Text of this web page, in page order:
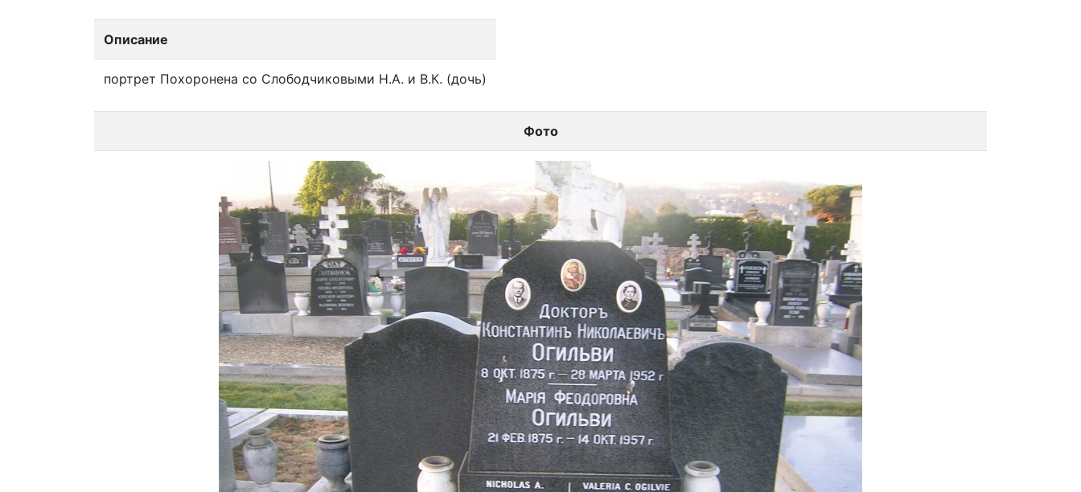
Описание
портрет Похоронена со Слободчиковыми Н.А. и В.К. (дочь)
Фото